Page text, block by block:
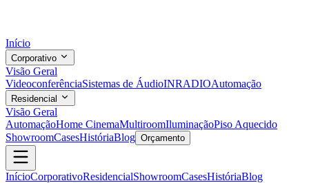
Início
Corporativo
Visão Geral
VideoconferênciaSistemas de ÁudioINRADIOAutomação
Residencial
Visão Geral
AutomaçãoHome CinemaMultiroomIluminaçãoPiso Aquecido
ShowroomCasesHistóriaBlog Orçamento
InícioCorporativoResidencialShowroomCasesHistóriaBlog